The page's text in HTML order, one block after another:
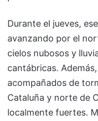
Durante el jueves,
avanzando por el
cielos nubosos y
cantábricas.
acompañados de
Cataluña y norte de
localmente fuertes.